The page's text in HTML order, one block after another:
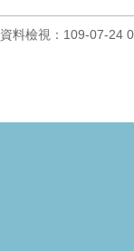
資料檢視：109-07-24